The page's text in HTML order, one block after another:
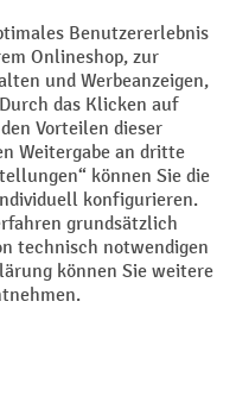
Privacy Settings
zzgl.Versandkostenund ggf.
angegeben.
Der Rabatt gilt nicht auf
Rabatt wird einmalig bei